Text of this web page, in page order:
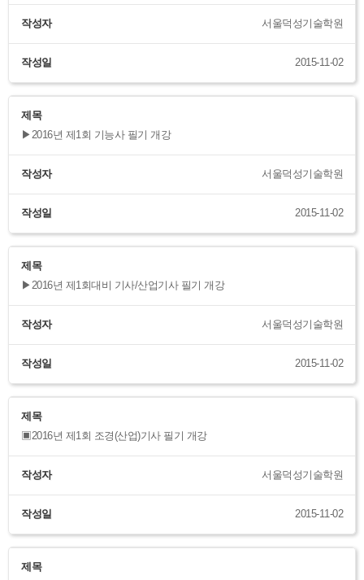
작성자 서울덕성기술학원
작성일 2015-11-02
제목
▶2016년 제1회 기능사 필기 개강
작성자 서울덕성기술학원
작성일 2015-11-02
제목
▶2016년 제1회대비 기사/산업기사 필기 개강
작성자 서울덕성기술학원
작성일 2015-11-02
제목
▣2016년 제1회 조경(산업)기사 필기 개강
작성자 서울덕성기술학원
작성일 2015-11-02
제목